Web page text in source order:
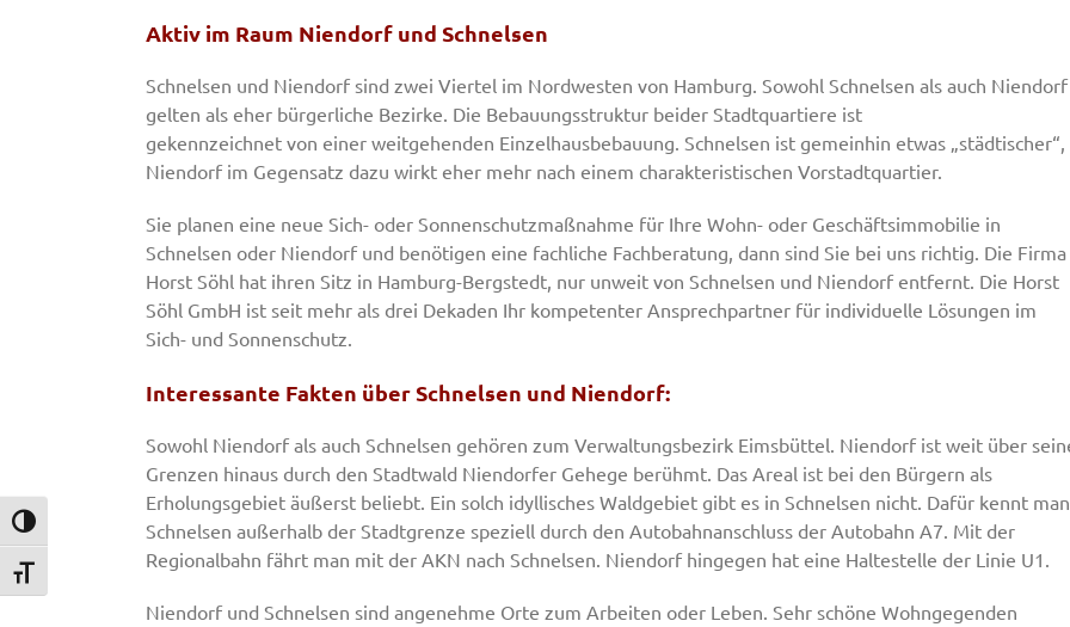
Umschalten auf hohe Kontraste
Schrift vergrößern
Aktiv im Raum Niendorf und Schnelsen
Schnelsen und Niendorf sind zwei Viertel im Nordwesten von Hamburg. Sowohl Schnelsen als auch Niendorf
gelten als eher bürgerliche Bezirke. Die Bebauungsstruktur beider Stadtquartiere ist
gekennzeichnet von einer weitgehenden Einzelhausbebauung. Schnelsen ist gemeinhin etwas „städtischer“,
Niendorf im Gegensatz dazu wirkt eher mehr nach einem charakteristischen Vorstadtquartier.
Sie planen eine neue Sich- oder Sonnenschutzmaßnahme für Ihre Wohn- oder Geschäftsimmobilie in
Schnelsen oder Niendorf und benötigen eine fachliche Fachberatung, dann sind Sie bei uns richtig. Die Firma
Horst Söhl hat ihren Sitz in Hamburg-Bergstedt, nur unweit von Schnelsen und Niendorf entfernt. Die Horst
Söhl GmbH ist seit mehr als drei Dekaden Ihr kompetenter Ansprechpartner für individuelle Lösungen im
Sich- und Sonnenschutz.
Interessante Fakten über Schnelsen und Niendorf:
Sowohl Niendorf als auch Schnelsen gehören zum Verwaltungsbezirk Eimsbüttel. Niendorf ist weit über
Grenzen hinaus durch den Stadtwald Niendorfer Gehege berühmt. Das Areal ist bei den Bürgern als
Erholungsgebiet äußerst beliebt. Ein solch idyllisches Waldgebiet gibt es in Schnelsen nicht. Dafür kennt man
Schnelsen außerhalb der Stadtgrenze speziell durch den Autobahnanschluss der Autobahn A7. Mit der
Regionalbahn fährt man mit der AKN nach Schnelsen. Niendorf hingegen hat eine Haltestelle der Linie U1.
Niendorf und Schnelsen sind angenehme Orte zum Arbeiten oder Leben. Sehr schöne Wohngegenden